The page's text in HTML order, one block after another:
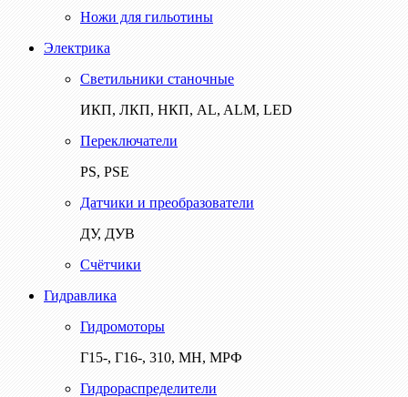
Ножи для гильотины
Электрика
Светильники станочные
ИКП, ЛКП, НКП, AL, ALM, LED
Переключатели
PS, PSE
Датчики и преобразователи
ДУ, ДУВ
Счётчики
Гидравлика
Гидромоторы
Г15-, Г16-, 310, МН, МРФ
Гидрораспределители